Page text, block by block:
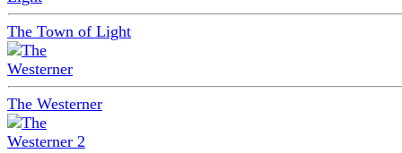
The Town of Light
The Westerner